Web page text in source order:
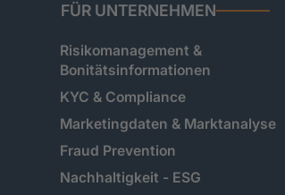
FÜR UNTERNEHMEN
Risikomanagement &
Bonitätsinformationen
KYC & Compliance
Marketingdaten & Marktanalyse
Fraud Prevention
Nachhaltigkeit - ESG